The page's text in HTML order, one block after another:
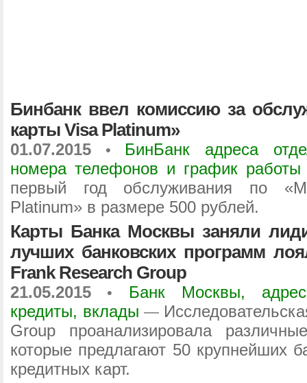
Бинбанк ввел комиссию за
карты Visa Platinum»
01.07.2015 • БинБанк адреса
номера телефонов и график работы
первый год обслуживания по
Platinum» в размере 500 рублей.
Карты Банка Москвы заняли
лучших банковских программ
Frank Research Group
21.05.2015 • Банк Москвы,
кредиты, вклады —
Group проанализировала
которые предлагают 50 крупнейших
кредитных карт.